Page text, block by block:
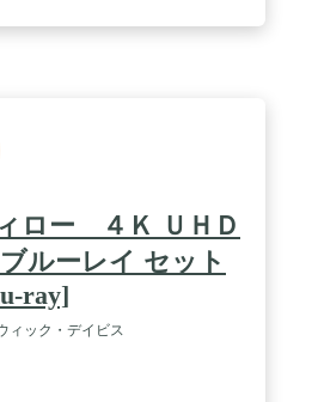
ロー ４Ｋ ＵＨＤ
ルーレイ セット
ray]
ィック・デイビス